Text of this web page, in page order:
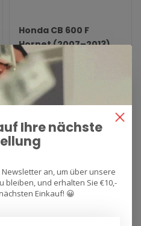
Honda CB 600 F
Hornet (2007–2013)
Aluminium Race-Tech
Slip-On
Auspuff für Arrow Honda CB
600 F Hornet (2007–2013)
Aluminium Race-Tech Slip-..
SALE -12%
Ihre nächste
an, um über unsere
und erhalten Sie €10,-
Einkauf! 😀